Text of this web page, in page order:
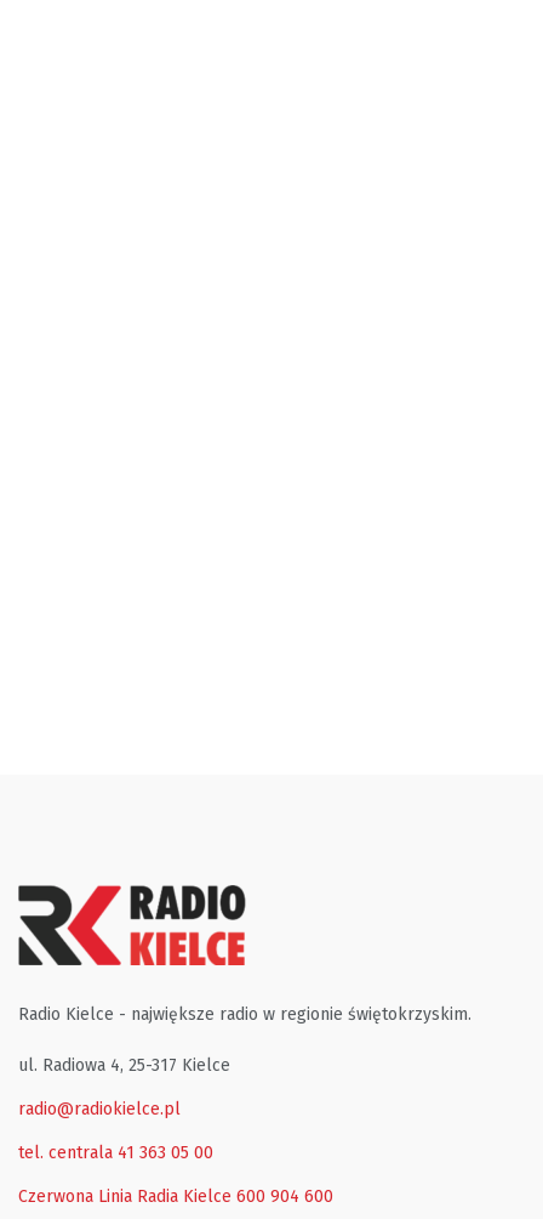
Radio Kielce - największe radio w regionie świętokrzyskim.
ul. Radiowa 4, 25-317 Kielce
radio@radiokielce.pl
tel. centrala 41 363 05 00
Czerwona Linia Radia Kielce 600 904 600